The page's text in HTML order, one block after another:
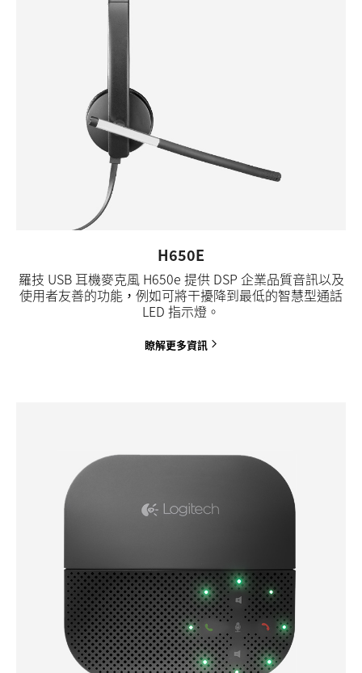
H650E
羅技 USB 耳機麥克風 H650e 提供 DSP 企業品質音訊以及
使用者友善的功能，例如可將干擾降到最低的智慧型通話
LED 指示燈。
瞭解更多資訊